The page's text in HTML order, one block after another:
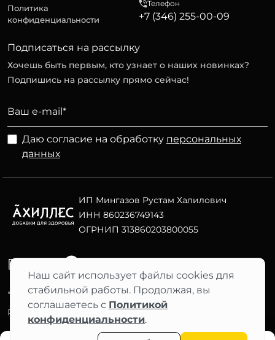
Фильтры
Наш сайт использует файлы cookies для
стабильной работы. Продолжая, вы
соглашаетесь с Политикой
конфиденциальности.
Политика
конфиденциальности
Телефон
+7 (346) 255-00-09
Подписаться на рассылку
Хочешь быть первым, кто узнает о наших новинках?
Подпишись на рассылку прямо сейчас!
Даю согласие на обработку персональных
данных
ИП Мингазов Рустам Халилович
ИНН 860236749143
ОГРНИП 313860203800055
"АХИЛЛЕС" 2012–2026 ©
Разработка сайта Nuts Digital